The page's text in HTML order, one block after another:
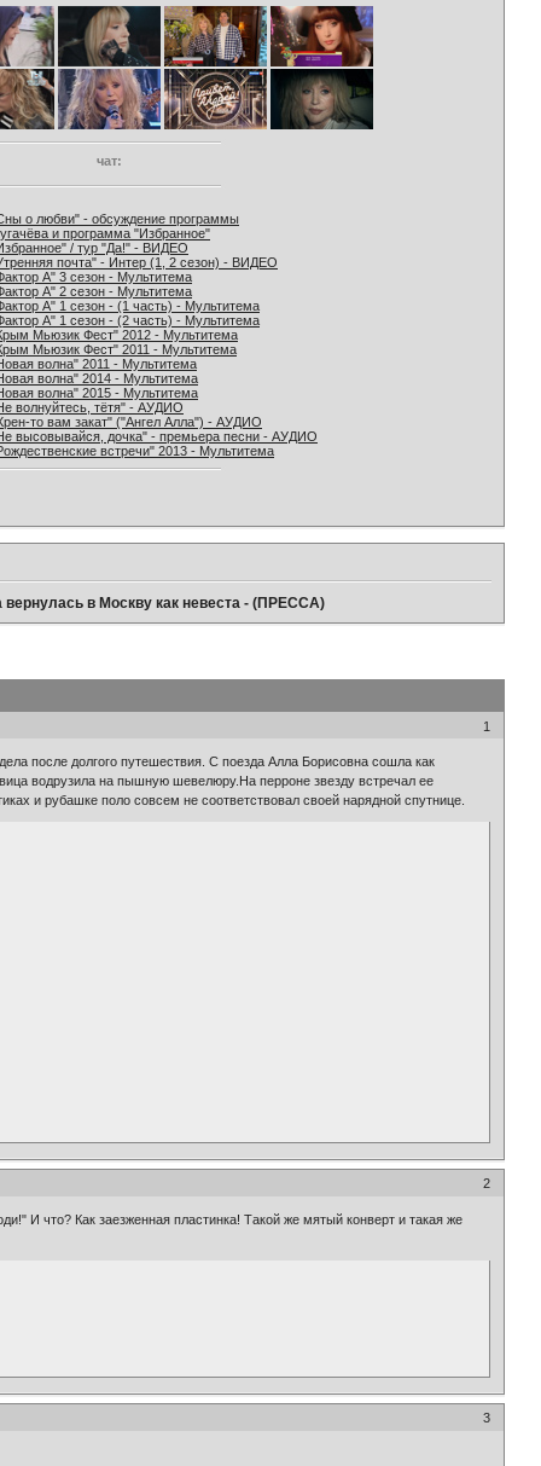
чат:
о любви" - обсуждение программы
и программа "Избранное"
/ тур "Да!" - ВИДЕО
почта" - Интер (1, 2 сезон) - ВИДЕО
А" 3 сезон - Мультитема
А" 2 сезон - Мультитема
А" 1 сезон - (1 часть) - Мультитема
А" 1 сезон - (2 часть) - Мультитема
Мьюзик Фест" 2012 - Мультитема
Мьюзик Фест" 2011 - Мультитема
волна" 2011 - Мультитема
волна" 2014 - Мультитема
волна" 2015 - Мультитема
волнуйтесь, тётя" - АУДИО
то вам закат" ("Ангел Алла") - АУДИО
высовывайся, дочка" - премьера песни - АУДИО
встречи" 2013 - Мультитема
вернулась в Москву как невеста - (ПРЕССА)
1
после долгого путешествия. С поезда Алла Борисовна сошла как
водрузила на пышную шевелюру.На перроне звезду встречал ее
и рубашке поло совсем не соответствовал своей нарядной спутнице.
2
И что? Как заезженная пластинка! Такой же мятый конверт и такая же
3